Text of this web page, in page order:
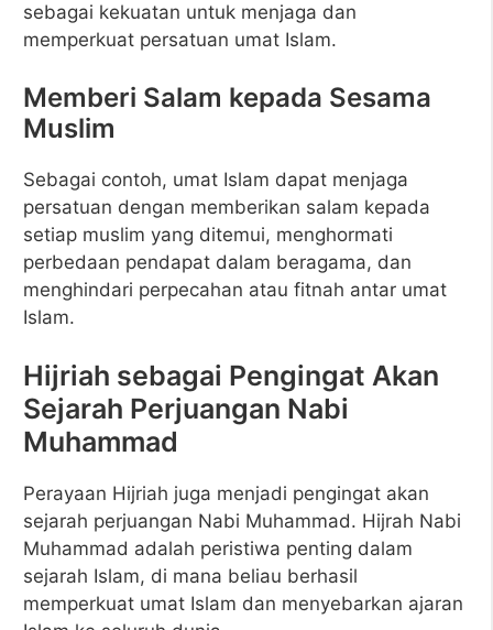
sebagai kekuatan untuk menjaga dan
memperkuat persatuan umat Islam.
Memberi Salam kepada Sesama
Muslim
Sebagai contoh, umat Islam dapat menjaga
persatuan dengan memberikan salam kepada
setiap muslim yang ditemui, menghormati
perbedaan pendapat dalam beragama, dan
menghindari perpecahan atau fitnah antar umat
Islam.
Hijriah sebagai Pengingat Akan
Sejarah Perjuangan Nabi
Muhammad
Perayaan Hijriah juga menjadi pengingat akan
sejarah perjuangan Nabi Muhammad. Hijrah Nabi
Muhammad adalah peristiwa penting dalam
sejarah Islam, di mana beliau berhasil
memperkuat umat Islam dan menyebarkan ajaran